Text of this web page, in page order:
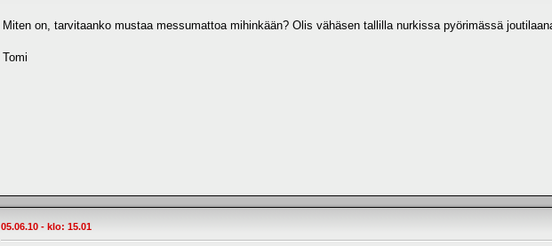
Miten on, tarvitaanko mustaa messumattoa mihinkään? Olis vähäsen tallilla nurkissa pyörimässä
Tomi
05.06.10 - klo: 15.01